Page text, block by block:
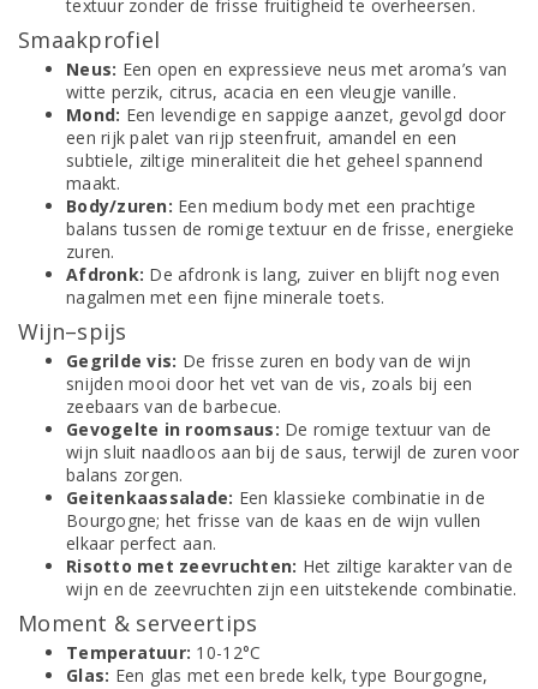
textuur zonder de frisse fruitigheid te overheersen.
Smaakprofiel
Neus: Een open en expressieve neus met aroma’s van
witte perzik, citrus, acacia en een vleugje vanille.
Mond: Een levendige en sappige aanzet, gevolgd door
een rijk palet van rijp steenfruit, amandel en een
subtiele, ziltige mineraliteit die het geheel spannend
maakt.
Body/zuren: Een medium body met een prachtige
balans tussen de romige textuur en de frisse, energieke
zuren.
Afdronk: De afdronk is lang, zuiver en blijft nog even
nagalmen met een fijne minerale toets.
Wijn–spijs
Gegrilde vis: De frisse zuren en body van de wijn
snijden mooi door het vet van de vis, zoals bij een
zeebaars van de barbecue.
Gevogelte in roomsaus: De romige textuur van de
wijn sluit naadloos aan bij de saus, terwijl de zuren voor
balans zorgen.
Geitenkaassalade: Een klassieke combinatie in de
Bourgogne; het frisse van de kaas en de wijn vullen
elkaar perfect aan.
Risotto met zeevruchten: Het ziltige karakter van de
wijn en de zeevruchten zijn een uitstekende combinatie.
Moment & serveertips
Temperatuur: 10-12°C
Glas: Een glas met een brede kelk, type Bourgogne,